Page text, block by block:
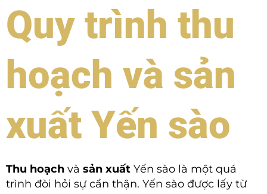
Quy trình thu
hoạch và sản
xuất Yến sào
Thu hoạch và sản xuất Yến sào là một quá
trình đòi hỏi sự cẩn thận. Yến sào được lấy từ